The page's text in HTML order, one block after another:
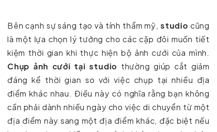
Bên cạnh sự sáng tạo và tính thẩm mỹ, studio cũng
là một lựa chọn lý tưởng cho các cặp đôi muốn tiết
kiệm thời gian khi thực hiện bộ ảnh cưới của mình.
Chụp ảnh cưới tại studio thường giúp cắt giảm
đáng kể thời gian so với việc chụp tại nhiều địa
điểm khác nhau. Điều này có nghĩa rằng bạn không
cần phải dành nhiều ngày cho việc di chuyển từ một
địa điểm này sang một địa điểm khác, đặc biệt nếu